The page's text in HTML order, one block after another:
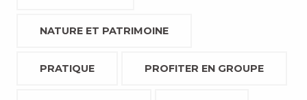
NATURE ET PATRIMOINE
PRATIQUE PROFITER EN GROUPE